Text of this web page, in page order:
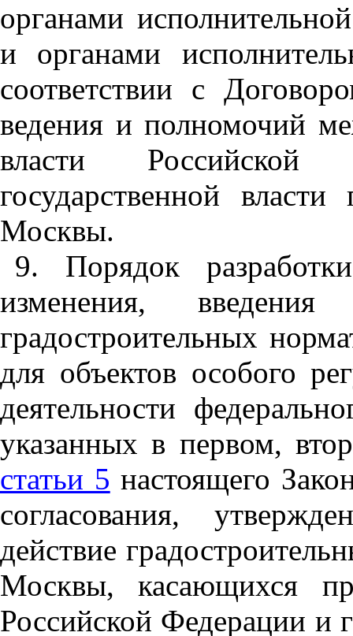
органами
и органами
соответствии с
ведения и полномочий
власти
государственной
Москвы.
9. Порядок
изменения,
градостроительных
для объектов особого
деятельности
указанных в первом,
статьи 5 настоящего
согласования,
действие
Москвы, касающихся
Российской Федерации и